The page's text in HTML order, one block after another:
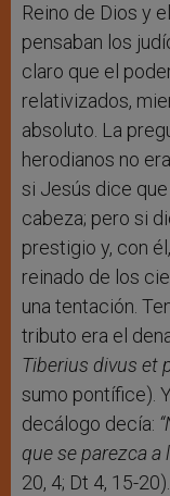
Reino de Dios y
pensaban los
claro que el
relativizados,
absoluto. La
herodianos no
si Jesús dice que
cabeza; pero si
prestigio y, con
reinado de los
una tentación.
tributo era el
Tiberius divus et
sumo pontífice).
decálogo decía:
que se parezca a
20, 4; Dt 4, 15-